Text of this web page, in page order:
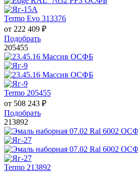
Termo Evo 313376
от 222 409 ₽
Подобрать
205455
Termo 205455
от 508 243 ₽
Подобрать
213892
Termo 213892